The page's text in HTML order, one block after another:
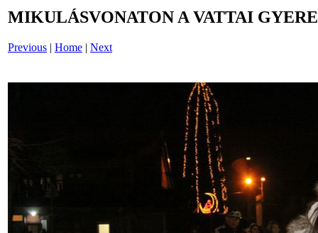
MIKULÁSVONATON A VATTAI
Previous | Home | Next